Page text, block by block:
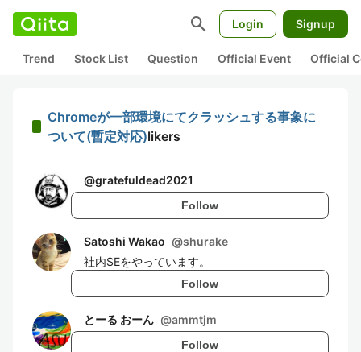
search Login Signup
Trend Stock List Question Official Event Official
Chromeが一部環境にてクラッシュする事象に
ついて(暫定対応)likers
@gratefuldead2021
Follow
Satoshi Wakao @shurake
社内SEをやっています。
Follow
とーる おーん @ammtjm
Follow